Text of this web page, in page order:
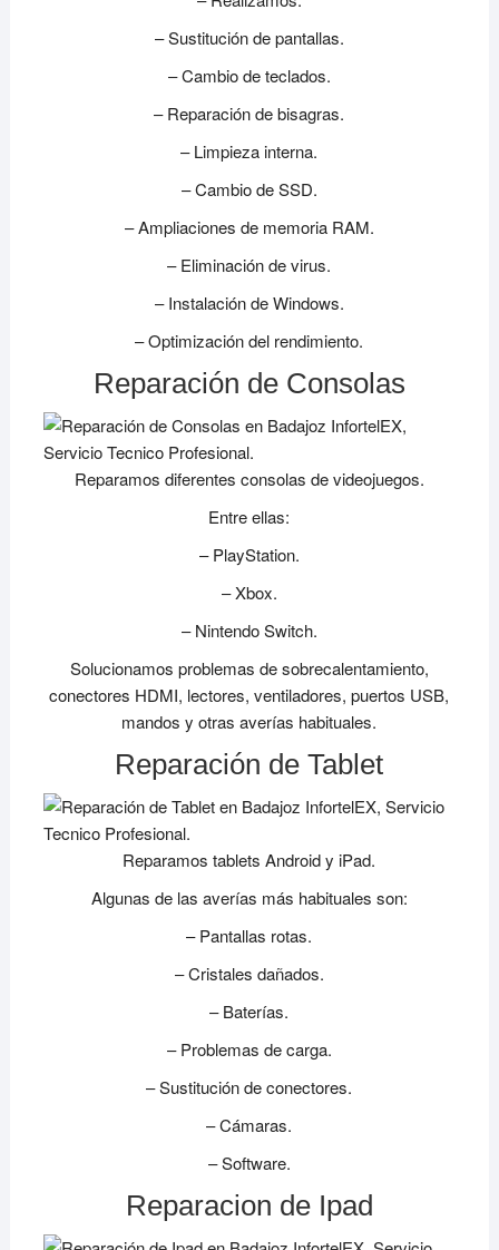
– Sustitución de pantallas.
– Cambio de teclados.
– Reparación de bisagras.
– Limpieza interna.
– Cambio de SSD.
– Ampliaciones de memoria RAM.
– Eliminación de virus.
– Instalación de Windows.
– Optimización del rendimiento.
Reparación de Consolas
Reparamos diferentes consolas de videojuegos.
Entre ellas:
– PlayStation.
– Xbox.
– Nintendo Switch.
Solucionamos problemas de sobrecalentamiento,
conectores HDMI, lectores, ventiladores, puertos USB,
mandos y otras averías habituales.
Reparación de Tablet
Reparamos tablets Android y iPad.
Algunas de las averías más habituales son:
– Pantallas rotas.
– Cristales dañados.
– Baterías.
– Problemas de carga.
– Sustitución de conectores.
– Cámaras.
– Software.
Reparacion de Ipad